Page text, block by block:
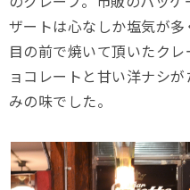
ザートは心なしか塩気が多
目の前で焼いて頂いたク
ョコレートと甘い洋ナシ
みの味でした。